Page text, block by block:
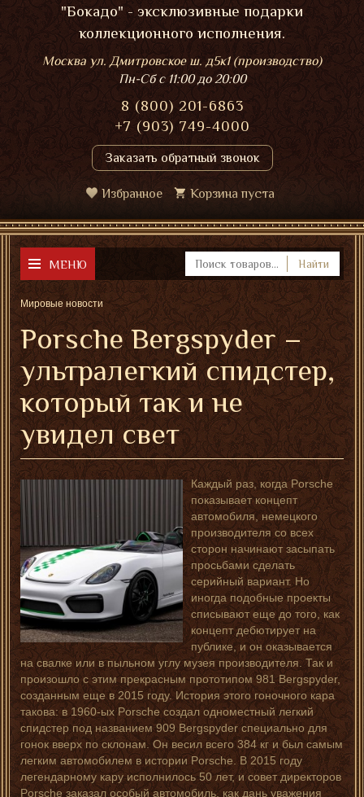
"Бокадо" - эксклюзивные подарки
коллекционного исполнения.
Москва ул. Дмитровское ш. д5к1 (производство)
Пн-Сбс 11:00 до 20:00
8 (800) 201-6863
+7 (903) 749-4000
Заказать обратный звонок
Избранное Корзина пуста
МЕНЮ Найти
Мировые новости
Porsche Bergspyder –
ультралегкий спидстер,
который так и не
увидел свет
Каждый раз, когда Porsche
показывает концепт
автомобиля, немецкого
производителя со всех
сторон начинают засыпать
просьбами сделать
серийный вариант. Но
иногда подобные проекты
списывают еще до того, как
концепт дебютирует на
публике, и он оказывается
на свалке или в пыльном углу музея производителя. Так и
произошло с этим прекрасным прототипом 981 Bergspyder,
созданным еще в 2015 году. История этого гоночного кара
такова: в 1960-ых Porsche создал одноместный легкий
спидстер под названием 909 Bergspyder специально для
гонок вверх по склонам. Он весил всего 384 кг и был самым
легким автомобилем в истории Porsche. В 2015 году
легендарному кару исполнилось 50 лет, и совет директоров
Porsche заказал особый автомобиль, как дань уважения